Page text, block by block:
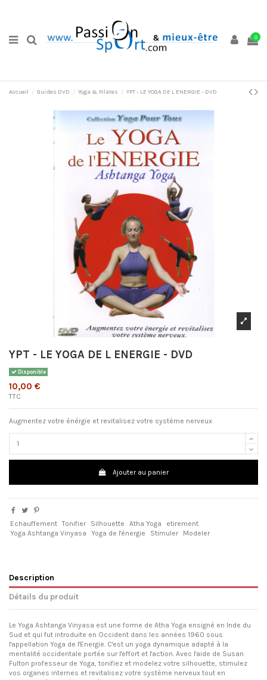
0
Accueil Guides DVD Yoga & Pilates YPT - LE YOGA DE L ENERGIE - DVD
YPT - LE YOGA DE L ENERGIE - DVD
Disponible
10,00 €
TTC
Augmentez votre énérgie et revitalisez votre système nerveux
Ajouter au panier
Echauffement Tonifier Silhouette Atha Yoga
etirement
Yoga Ashtanga Vinyasa
Yoga de l'énergie Stimuler Modeler
Description
Détails du produit
Le Yoga Ashtanga Vinyasa est une forme de Atha Yoga ensigné en Inde du
Sud et qui fut introduite en Occident dans les années 1960 sous
l'appellation Yoga de l'Energie. C'est un yoga dynamique adapté à la
mentalité occidentale portée sur l'effort et l'action. Avec l'aide de Susan
Fulton professeur de Yoga, tonifiez et modelez votre silhouette, stimulez
vos organes internes et revitalisez votre système nerveux tout en